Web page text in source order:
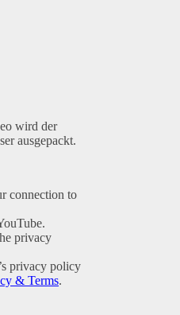
wird der
ausgepackt.
connection to
privacy
privacy policy
& Terms.